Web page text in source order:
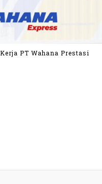
PT Wahana Prestasi